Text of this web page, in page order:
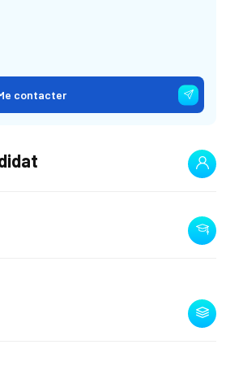
contacter